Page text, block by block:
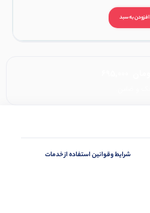
افزودن به سبد
شرایط وقوانین استفاده از خدمات